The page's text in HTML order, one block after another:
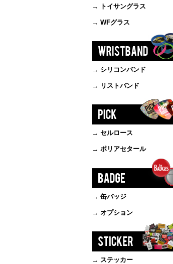
→ トイサングラス
→ WFグラス
→ シリコンバンド
→ リストバンド
→ セルロース
→ ポリアセタール
→ 缶バッジ
→ オプション
→ ステッカー